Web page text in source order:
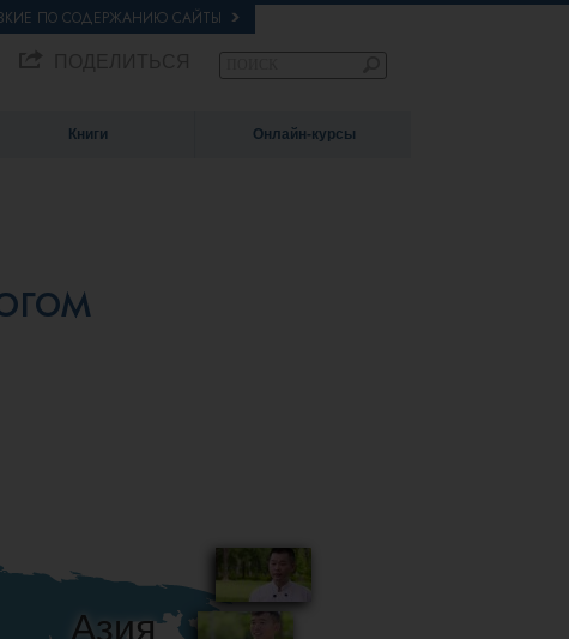
ПО СОДЕРЖАНИЮ САЙТЫ
Книги Онлайн-курсы